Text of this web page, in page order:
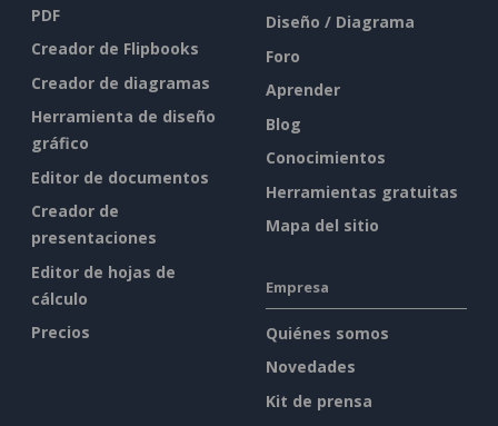
PDF
Creador de Flipbooks
Creador de diagramas
Herramienta de diseño
gráfico
Editor de documentos
Creador de
presentaciones
Editor de hojas de
cálculo
Precios
Diseño / Diagrama
Foro
Aprender
Blog
Conocimientos
Herramientas gratuitas
Mapa del sitio
Empresa
Quiénes somos
Novedades
Kit de prensa